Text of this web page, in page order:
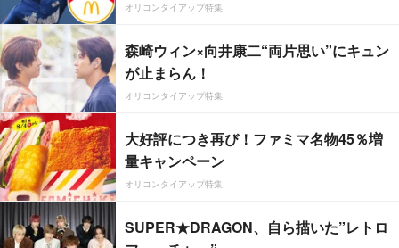
オリコンタイアップ特集
森崎ウィン×向井康二“両片思い”にキュン
が止まらん！
オリコンタイアップ特集
大好評につき再び！ファミマ名物45％増
量キャンペーン
オリコンタイアップ特集
SUPER★DRAGON、自ら描いた”レトロ